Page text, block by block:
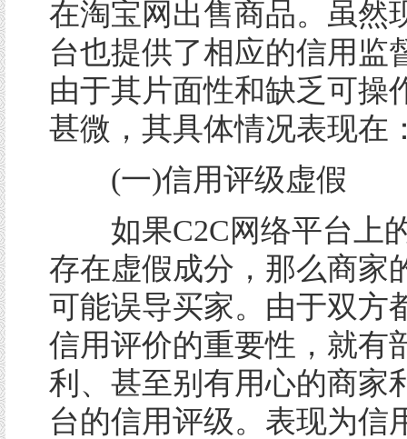
在淘宝网出售商品。虽然
台也提供了相应的信用监
由于其片面性和缺乏可操
甚微，其具体情况表现在
(一)信用评级虚假
如果C2C网络平台上
存在虚假成分，那么商家
可能误导买家。由于双方
信用评价的重要性，就有
利、甚至别有用心的商家
台的信用评级。表现为信